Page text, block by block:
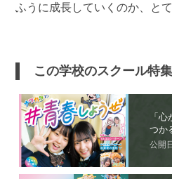
ふうに成長していくのか、と
この学校のスクール特集
「
つか
公開